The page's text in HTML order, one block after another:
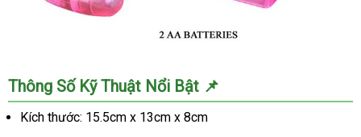
thật
Âm
đạo
giả
Thông Số Kỹ Thuật Nổi Bật 📌
Kích thước: 15.5cm x 13cm x 8cm